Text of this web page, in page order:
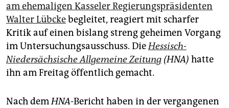
am ehemaligen Kasseler Regierungspräsidenten
Walter Lübckebegleitet, reagiert mit scharfer
Kritik auf einen bislang streng geheimen Vorgang
im Untersuchungsausschuss. DieHessisch-
Niedersächsische Allgemeine Zeitung (HNA) hatte
ihn am Freitag öffentlich gemacht.
Nach demHNA-Bericht haben in der vergangenen